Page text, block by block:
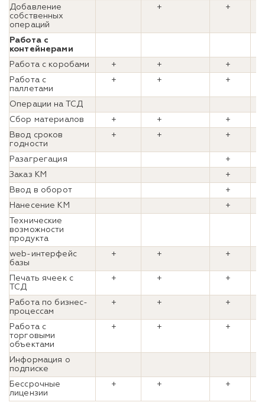
Добавление
собственных
операций
+ +
Работа с
контейнерами
Работа с коробами
+ + +
Работа с
паллетами
+ + +
Операции на ТСД
Сбор материалов
+ + +
Ввод сроков
годности
+ + +
Разагрегация +
Заказ КМ
+
Ввод в оборот
+
Нанесение КМ
+
Технические
возможности
продукта
web-интерфейс
базы
+ + +
Печать ячеек с
ТСД
+ + +
Работа по бизнес-
процессам
+ + +
Работа с
торговыми
объектами
+ + +
Информация о
подписке
Бессрочные
лицензии
+ + +